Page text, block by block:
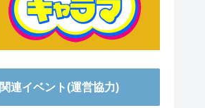
関連イベント(運営協力)